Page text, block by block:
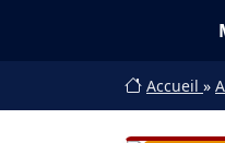
Accueil »